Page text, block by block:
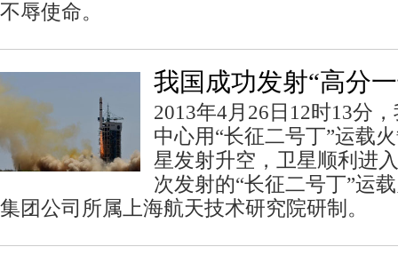
不辱使命。
我国成功发射“高分
2013年4月26日12时13分
中心用“长征二号丁”运载
星发射升空，卫星顺利进
次发射的“长征二号丁”运
集团公司所属上海航天技术研究院研制。